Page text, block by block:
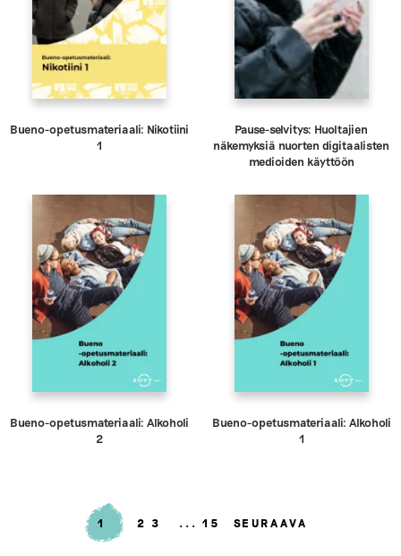
Bueno-opetusmateriaali: Nikotiini
1
Pause-selvitys: Huoltajien
näkemyksiä nuorten digitaalisten
medioiden käyttöön
Bueno-opetusmateriaali: Alkoholi
2
Bueno-opetusmateriaali: Alkoholi
1
1 2 3 15 SEURAAVA